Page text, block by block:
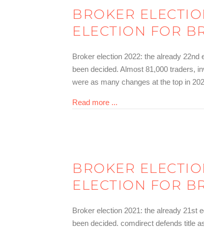
BROKER
ELECTION FOR
Broker election 2022: the already
been decided. Almost 81,000 traders,
were as many changes at the top in
Read more ...
BROKER
ELECTION FOR
Broker election 2021: the already 21st
been decided. comdirect defends title